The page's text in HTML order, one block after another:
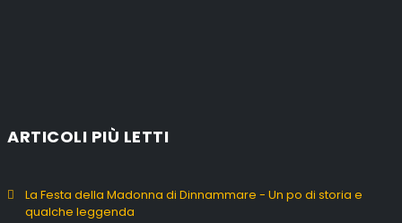
ARTICOLI PIÙ LETTI
La Festa della Madonna di Dinnammare - Un po di storia e
qualche leggenda